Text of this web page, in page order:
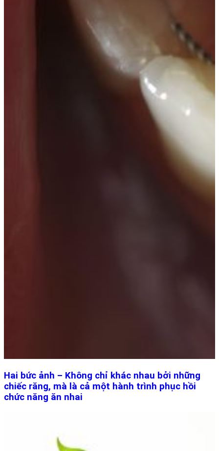
Hai bức ảnh – Không chỉ khác nhau bởi những
chiếc răng, mà là cả một hành trình phục hồi
chức năng ăn nhai